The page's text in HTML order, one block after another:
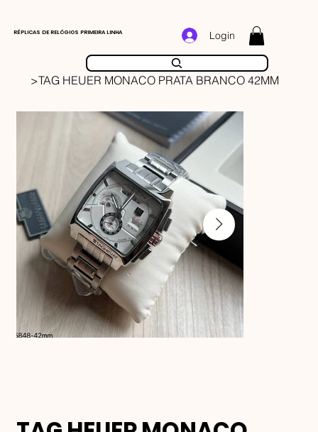
RÉPLICAS DE RELÓGIOS PRIMEIRA LINHA Login
>TAG HEUER MONACO PRATA BRANCO 42MM